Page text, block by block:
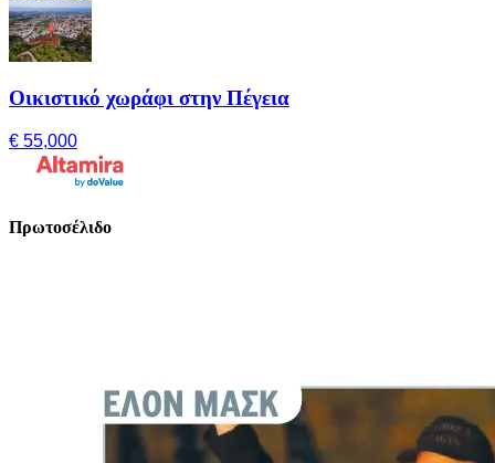
Οικιστικό χωράφι στην Πέγεια
€ 55,000
Πρωτοσέλιδο